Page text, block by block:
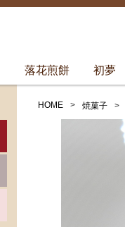
落花煎餅 初夢
HOME 焼菓子